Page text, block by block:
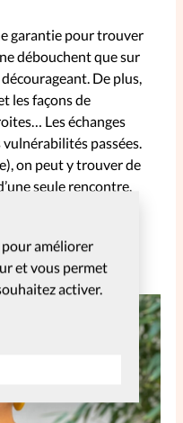
pour améliorer
et vous permet
activer.
garantie pour trouver
débouchent que sur
De plus,
les façons de
Les échanges
passées.
on peut y trouver de
seule rencontre,